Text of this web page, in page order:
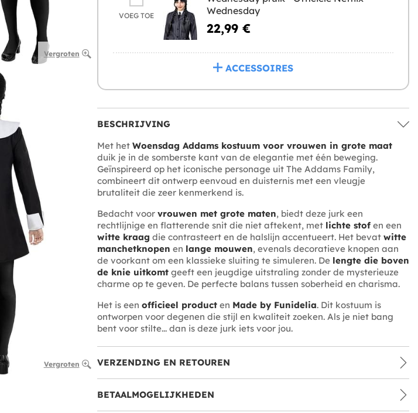
Vergroten
Vergroten
VOEG TOE
Wednesday
22,99 €
ACCESSOIRES
BESCHRIJVING
Met het Woensdag Addams kostuum voor vrouwen in grote maat
duik je in de somberste kant van de elegantie met één beweging.
Geïnspireerd op het iconische personage uit The Addams Family,
combineert dit ontwerp eenvoud en duisternis met een vleugje
brutaliteit die zeer kenmerkend is.
Bedacht voor vrouwen met grote maten, biedt deze jurk een
rechtlijnige en flatterende snit die niet aftekent, met lichte stofen een
witte kraag die contrasteert en de halslijn accentueert. Het bevat witte
manchetknopen en lange mouwen, evenals decoratieve knopen aan
de voorkant om een klassieke sluiting te simuleren. De lengte die boven
de knie uitkomtgeeft een jeugdige uitstraling zonder de mysterieuze
charme op te geven. De perfecte balans tussen soberheid en charisma.
Het is een officieel producten Made by Funidelia. Dit kostuum is
ontworpen voor degenen die stijl en kwaliteit zoeken. Als je niet bang
bent voor stilte... dan is deze jurk iets voor jou.
VERZENDING EN RETOUREN
BETAALMOGELIJKHEDEN